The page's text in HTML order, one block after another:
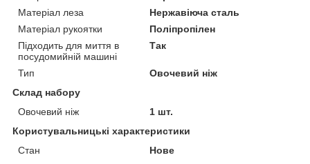
Матеріал леза
Нержавіюча сталь
Матеріал рукоятки
Поліпропілен
Підходить для миття в
посудомийній машині
Так
Тип
Овочевий ніж
Склад набору
Овочевий ніж
1 шт.
Користувальницькі характеристики
Стан
Нове